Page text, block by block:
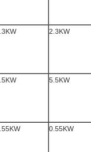
2.3KW
5.5KW
0.55KW